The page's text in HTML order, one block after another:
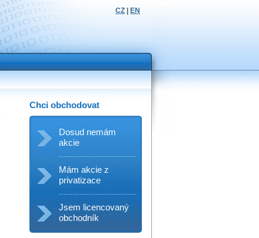
CZ EN
Chci obchodovat
Dosud nemám
akcie
Mám akcie z
privatizace
Jsem licencovaný
obchodník